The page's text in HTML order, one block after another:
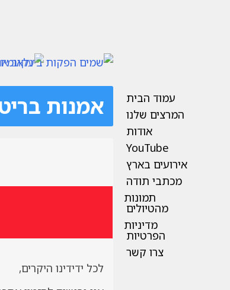
עמוד הבית
המרצים שלנו
אודות
YouTube
אירועים בארץ
מכתבי תודה
תמונות
מהטיולים
מדיניות
הפרטיות
צרו קשר
אמנות
לכל ידידינו היקרים,